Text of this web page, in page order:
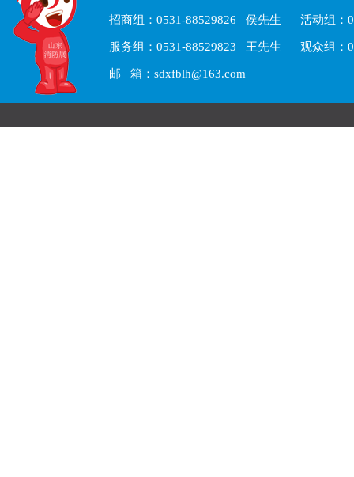
招商组：0531-88529826 侯先生 活动组：
服务组：0531-88529823 王先生 观众组：
邮 箱：sdxfblh@163.com